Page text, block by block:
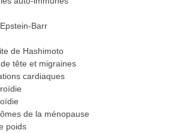
Barr
de Hashimoto
tête et migraines
cardiaques
de la ménopause
poids